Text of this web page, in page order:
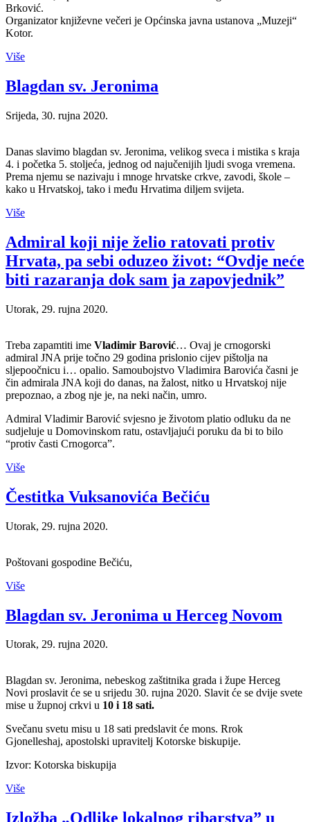
Brković.
Organizator književne večeri je Općinska javna ustanova „Muzeji“
Kotor.
Više
Blagdan sv. Jeronima
Srijeda, 30. rujna 2020.
Danas slavimo blagdan sv. Jeronima, velikog sveca i mistika s kraja
4. i početka 5. stoljeća, jednog od najučenijih ljudi svoga vremena.
Prema njemu se nazivaju i mnoge hrvatske crkve, zavodi, škole –
kako u Hrvatskoj, tako i među Hrvatima diljem svijeta.
Više
Admiral koji nije želio ratovati protiv
Hrvata, pa sebi oduzeo život: “Ovdje neće
biti razaranja dok sam ja zapovjednik”
Utorak, 29. rujna 2020.
Treba zapamtiti ime Vladimir Barović… Ovaj je crnogorski
admiral JNA prije točno 29 godina prislonio cijev pištolja na
sljepoočnicu i… opalio. Samoubojstvo Vladimira Barovića časni je
čin admirala JNA koji do danas, na žalost, nitko u Hrvatskoj nije
prepoznao, a zbog nje je, na neki način, umro.
Admiral Vladimir Barović svjesno je životom platio odluku da ne
sudjeluje u Domovinskom ratu, ostavljajući poruku da bi to bilo
“protiv časti Crnogorca”.
Više
Čestitka Vuksanovića Bečiću
Utorak, 29. rujna 2020.
Poštovani gospodine Bečiću,
Više
Blagdan sv. Jeronima u Herceg Novom
Utorak, 29. rujna 2020.
Blagdan sv. Jeronima, nebeskog zaštitnika grada i župe Herceg
Novi proslavit će se u srijedu 30. rujna 2020. Slavit će se dvije svete
mise u župnoj crkvi u 10 i 18 sati.
Svečanu svetu misu u 18 sati predslavit će mons. Rrok
Gjonelleshaj, apostolski upravitelj Kotorske biskupije.
Izvor: Kotorska biskupija
Više
Izložba „Odlike lokalnog ribarstva” u